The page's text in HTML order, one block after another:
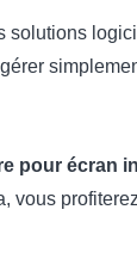
solutions
pour écran
vous